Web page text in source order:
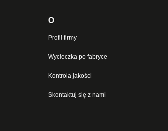
O
Profil firmy
Wycieczka po fabryce
Kontrola jakości
Skontaktuj się z nami